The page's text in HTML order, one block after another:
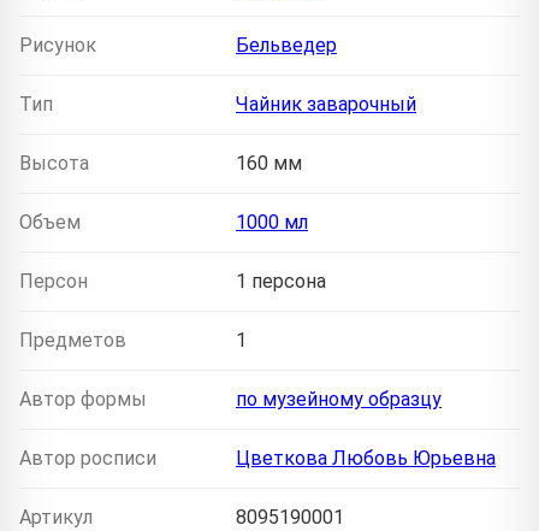
Рисунок Бельведер
Тип Чайник заварочный
Высота 160 мм
Объем 1000 мл
Персон 1 персона
Предметов 1
Автор формы по музейному образцу
Автор росписи Цветкова Любовь Юрьевна
Артикул 8095190001